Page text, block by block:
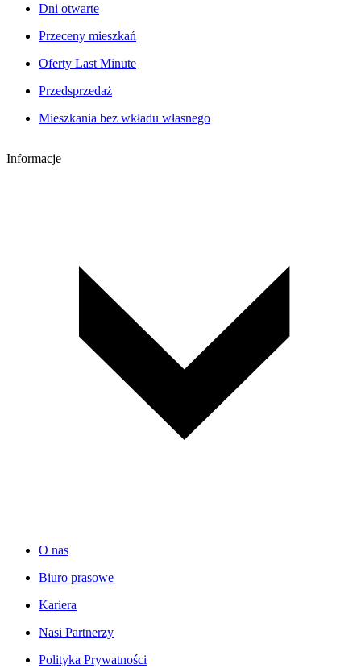
Dni otwarte
Przeceny mieszkań
Oferty Last Minute
Przedsprzedaż
Mieszkania bez wkładu własnego
Informacje
O nas
Biuro prasowe
Kariera
Nasi Partnerzy
Polityka Prywatności